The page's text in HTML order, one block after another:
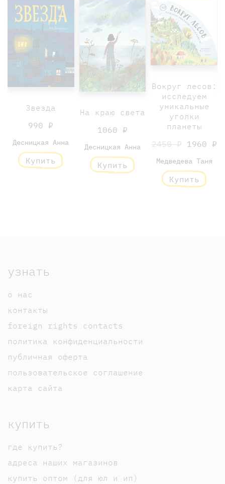
Звезда
990 ₽
Десницкая Анна
Купить
На краю света
1060 ₽
Десницкая Анна
Купить
Вокруг лесов:
исследуем
уникальные
уголки
планеты
2450 ₽ 1960 ₽
Медведева Таня
Купить
узнать
о нас
контакты
foreign rights contacts
политика конфиденциальности
публичная оферта
пользовательское соглашение
карта сайта
купить
где купить?
адреса наших магазинов
купить оптом (для юл и ип)